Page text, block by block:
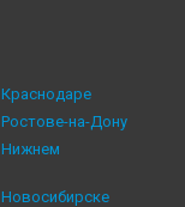
Краснодаре
Ростове-на-Дону
Нижнем
Новосибирске